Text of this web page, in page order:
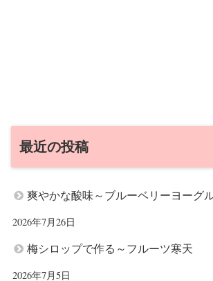
最近の投稿
爽やかな酸味～ブルーベリーヨーグ
2026年7月26日
梅シロップで作る～フルーツ寒天
2026年7月5日